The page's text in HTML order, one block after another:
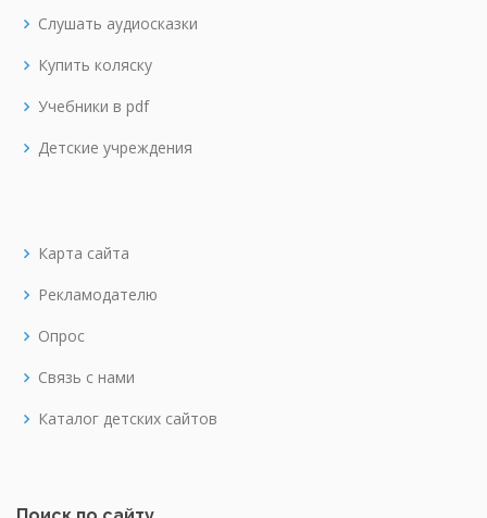
Слушать аудиосказки
Купить коляску
Учебники в pdf
Детские учреждения
Карта сайта
Рекламодателю
Опрос
Связь с нами
Каталог детских сайтов